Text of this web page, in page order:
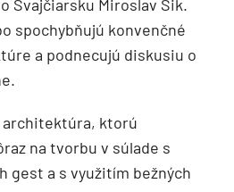
Švajčiarsku Miroslav Šik.
spochybňujú konvenčné
a podnecujú diskusiu o
architektúra, ktorú
na tvorbu v súlade s
gest a s využitím bežných